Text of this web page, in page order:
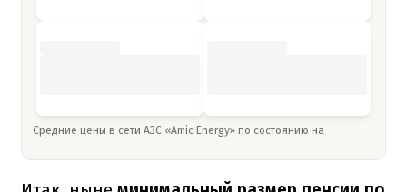
Средние цены в сети АЗС «Amic Energy» по состоянию на